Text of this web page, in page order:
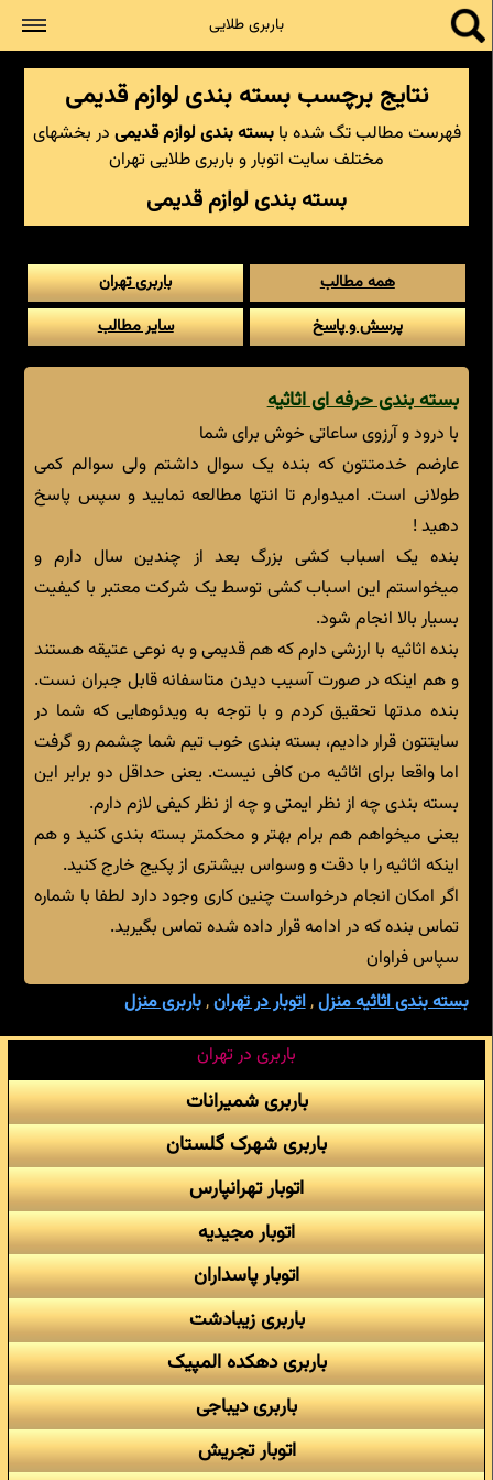
باربری طلایی
نتایج برچسب بسته بندی لوازم قدیمی
فهرست مطالب تگ شده بابسته بندی لوازم قدیمی در بخشهای
مختلف سایت اتوبار و باربری طلایی تهران
بسته بندی لوازم قدیمی
همه مطالب
باربری تهران
پرسش و پاسخ
سایر مطالب
بسته بندی حرفه ای اثاثیه
با درود و آرزوی ساعاتی خوش برای شما
عارضم خدمتتون که بنده یک سوال داشتم ولی سوالم کمی
طولانی است. امیدوارم تا انتها مطالعه نمایید و سپس پاسخ
دهید !
بنده یک اسباب کشی بزرگ بعد از چندین سال دارم و
میخواستم این اسباب کشی توسط یک شرکت معتبر با کیفیت
بسیار بالا انجام شود.
بنده اثاثیه با ارزشی دارم که هم قدیمی و به نوعی عتیقه هستند
و هم اینکه در صورت آسیب دیدن متاسفانه قابل جبران نست.
بنده مدتها تحقیق کردم و با توجه به ویدئوهایی که شما در
سایتتون قرار دادیم، بسته بندی خوب تیم شما چشمم رو گرفت
اما واقعا برای اثاثیه من کافی نیست. یعنی حداقل دو برابر این
بسته بندی چه از نظر ایمتی و چه از نظر کیفی لازم دارم.
یعنی میخواهم هم برام بهتر و محکمتر بسته بندی کنید و هم
اینکه اثاثیه را با دقت و وسواس بیشتری از پکیج خارج کنید.
اگر امکان انجام درخواست چنین کاری وجود دارد لطفا با شماره
تماس بنده که در ادامه قرار داده شده تماس بگیرید.
سپاس فراوان
بسته بندی اثاثیه منزل,اتوبار در تهران,باربری منزل
باربری در تهران
باربری شمیرانات
باربری شهرک گلستان
اتوبار تهرانپارس
اتوبار مجیدیه
اتوبار پاسداران
باربری زیبادشت
باربری دهکده المپیک
باربری دیباجی
اتوبار تجریش
جستجو